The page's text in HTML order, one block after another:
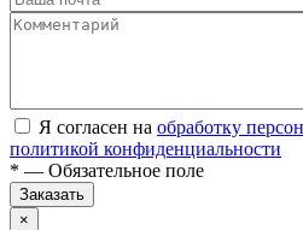
Я согласен на обработку
политикой конфиденциальности
* — Обязательное поле
Заказать
×